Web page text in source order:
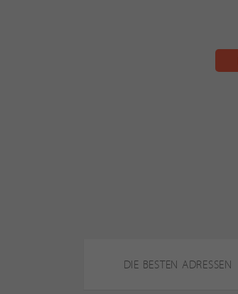
DIE BESTEN ADRESSEN